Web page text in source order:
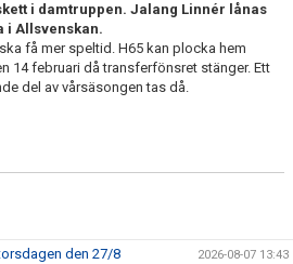
i damtruppen. Jalang Linnér lånas
i Allsvenskan.
få mer speltid. H65 kan plocka hem
14 februari då transferfönsret stänger. Ett
del av vårsäsongen tas då.
den 27/8 2026-08-07 13:43